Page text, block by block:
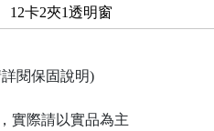
12卡2夾1透明窗
閱保固說明)
實際請以實品為主